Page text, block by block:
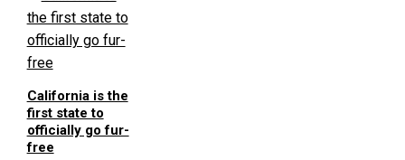
California is the
first state to
officially go fur-
free